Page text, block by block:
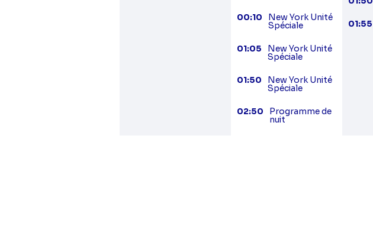
00:10 New York Unité
Spéciale
01:05 New York Unité
Spéciale
01:50 New York Unité
Spéciale
02:50 Programme de
nuit
01:55